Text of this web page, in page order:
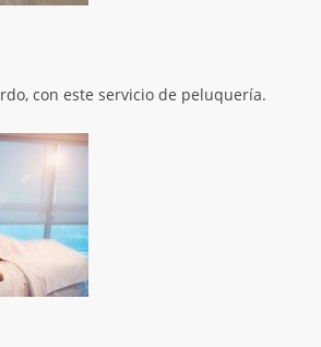
con este servicio de peluquería.